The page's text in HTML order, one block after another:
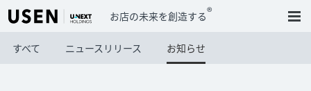
お店の未来を創造する®
すべて ニュースリリース お知らせ